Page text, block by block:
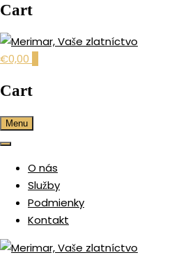
Cart
MERIMAR, VAŠE
šperky pre každú príležitosť
€0,00
Cart
Menu
O nás
Služby
Podmienky
Kontakt